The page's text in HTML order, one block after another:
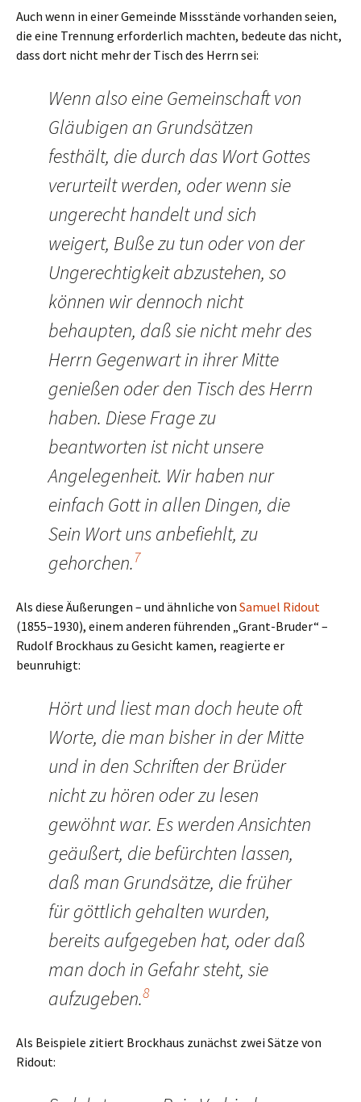
Auch wenn in einer Gemeinde Missstände vorhanden seien,
die eine Trennung erforderlich machten, bedeute das nicht,
dass dort nicht mehr der Tisch des Herrn sei:
Wenn also eine Gemeinschaft von
Gläubigen an Grundsätzen
festhält, die durch das Wort Gottes
verurteilt werden, oder wenn sie
ungerecht handelt und sich
weigert, Buße zu tun oder von der
Ungerechtigkeit abzustehen, so
können wir dennoch nicht
behaupten, daß sie nicht mehr des
Herrn Gegenwart in ihrer Mitte
genießen oder den Tisch des Herrn
haben. Diese Frage zu
beantworten ist nicht unsere
Angelegenheit. Wir haben nur
einfach Gott in allen Dingen, die
Sein Wort uns anbefiehlt, zu
gehorchen.7
Als diese Äußerungen – und ähnliche von Samuel Ridout
(1855–1930), einem anderen führenden „Grant-Bruder“ –
Rudolf Brockhaus zu Gesicht kamen, reagierte er
beunruhigt:
Hört und liest man doch heute oft
Worte, die man bisher in der Mitte
und in den Schriften der Brüder
nicht zu hören oder zu lesen
gewöhnt war. Es werden Ansichten
geäußert, die befürchten lassen,
daß man Grundsätze, die früher
für göttlich gehalten wurden,
bereits aufgegeben hat, oder daß
man doch in Gefahr steht, sie
aufzugeben.8
Als Beispiele zitiert Brockhaus zunächst zwei Sätze von
Ridout: